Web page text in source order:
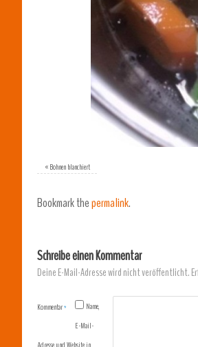
«Bohnen blanchiert
Bookmark thepermalink.
Schreibe einen Kommentar
Deine E-Mail-Adresse wird nicht veröffentlicht.
Kommentar*
Name,
E-Mail-